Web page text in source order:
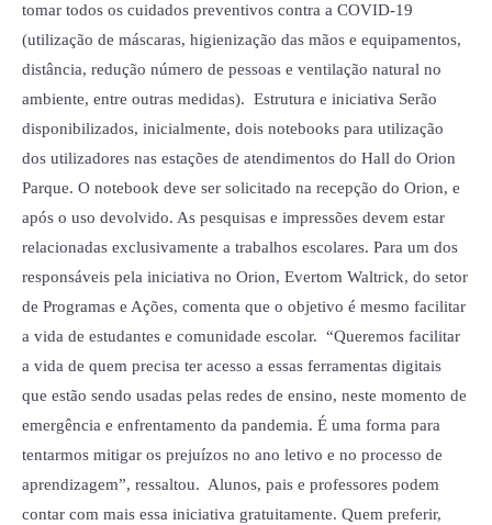
tomar todos os cuidados preventivos contra a COVID-19
(utilização de máscaras, higienização das mãos e equipamentos,
distância, redução número de pessoas e ventilação natural no
ambiente, entre outras medidas). Estrutura e iniciativa Serão
disponibilizados, inicialmente, dois notebooks para utilização
dos utilizadores nas estações de atendimentos do Hall do Orion
Parque. O notebook deve ser solicitado na recepção do Orion, e
após o uso devolvido. As pesquisas e impressões devem estar
relacionadas exclusivamente a trabalhos escolares. Para um dos
responsáveis pela iniciativa no Orion, Evertom Waltrick, do setor
de Programas e Ações, comenta que o objetivo é mesmo facilitar
a vida de estudantes e comunidade escolar. “Queremos facilitar
a vida de quem precisa ter acesso a essas ferramentas digitais
que estão sendo usadas pelas redes de ensino, neste momento de
emergência e enfrentamento da pandemia. É uma forma para
tentarmos mitigar os prejuízos no ano letivo e no processo de
aprendizagem”, ressaltou. Alunos, pais e professores podem
contar com mais essa iniciativa gratuitamente. Quem preferir,